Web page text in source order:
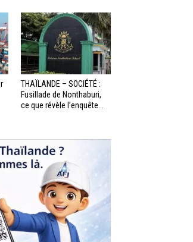
THAÏLANDE – SOCIÉTÉ :
Fusillade de Nonthaburi,
ce que révèle l’enquête...